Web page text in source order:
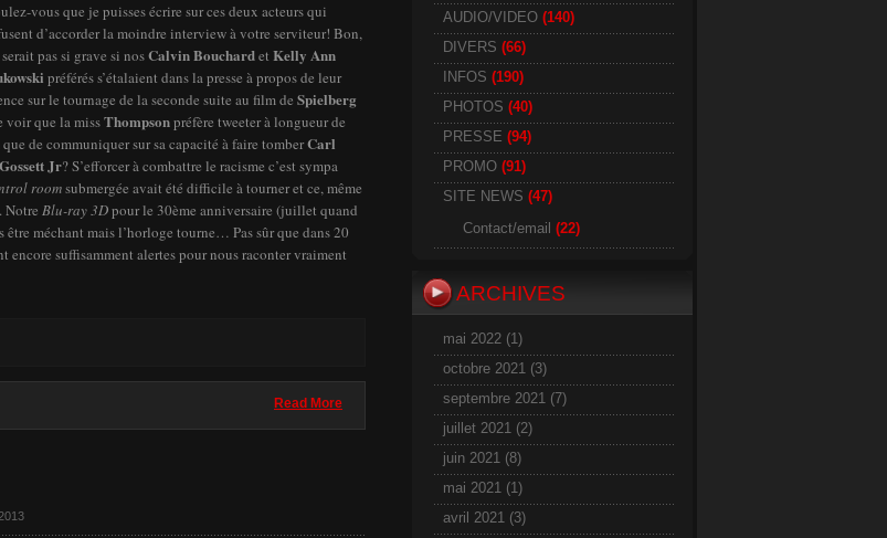
vous que je puisses écrire sur ces deux acteurs qui
d’accorder la moindre interview à votre serviteur! Bon,
pas si grave si nosCalvin Bouchardet Kelly Ann
préférés s’étalaient dans la presse à propos de leur
sur le tournage de la seconde suite au film de Spielberg
voir que la missThompsonpréfère tweeter à longueur de
que de communiquer sur sa capacité à faire tomberCarl
Jr? S’efforcer à combattre le racisme c’est sympa
roomsubmergée avait été difficile à tourner et ce, même
Notre Blu-ray 3Dpour le 30ème anniversaire (juillet quand
méchant mais l’horloge tourne… Pas sûr que dans 20
encore suffisamment alertes pour nous raconter vraiment
Read More
AUDIO/VIDEO (140)
DIVERS (66)
INFOS (190)
PHOTOS (40)
PRESSE (94)
PROMO (91)
SITE NEWS (47)
Contact/email (22)
ARCHIVES
mai 2022 (1)
octobre 2021 (3)
septembre 2021 (7)
juillet 2021 (2)
juin 2021 (8)
mai 2021 (1)
avril 2021 (3)